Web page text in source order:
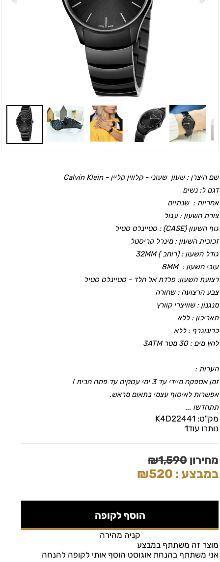
שם היצרן : שעון שעוני - קלווין קליין -Calvin Klein
דגם ל: נשים
אחריות : שנתיים
צורת השעון : עגול
גוף השעון (CASEׂ) : סטיינלס סטיל
זכוכית השעון : מינרל קריסטל
גודל השעון : (רוחב ) 32MM
עובי השעון : 8MM
רצועת השעון: פלדת אל חלד - סטיינלס סטיל
צבע הרצועה : שחורה
מנגנון : שוויצרי קוורץ
תאריכון : ללא
כרונוגרף : ללא
לחץ מים : 30 מטר 3ATM
הערות :
זמן אספקה מיידי עד 3 ימי עסקים עד פתח הבית !
אפשרות לאיסוף עצמי בתאום מראש.
תתחדשו ...
מק"ט: K4D22441
נותרו עוד1
מחירון ₪1,590
במבצע : ₪520
הוסף לקופה
קניה מהירה
מוצר זה משתתף במבצע
אני משתתף בהנחת אוגוסט הוסף אותי לקופה להנחה